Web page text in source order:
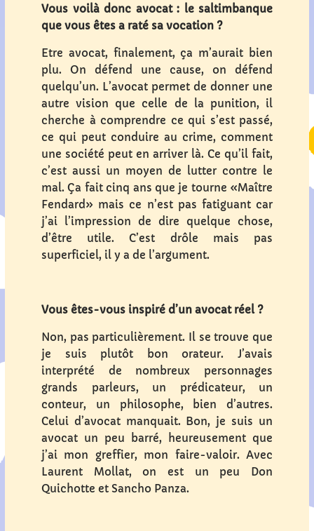
Vous voilà donc avocat : le saltimbanque
que vous êtes a raté sa vocation ?
Etre avocat, finalement, ça m’aurait bien
plu. On défend une cause, on défend
quelqu’un. L’avocat permet de donner une
autre vision que celle de la punition, il
cherche à comprendre ce qui s’est passé,
ce qui peut conduire au crime, comment
une société peut en arriver là. Ce qu’il fait,
c’est aussi un moyen de lutter contre le
mal. Ça fait cinq ans que je tourne «Maître
Fendard» mais ce n’est pas fatiguant car
j’ai l’impression de dire quelque chose,
d’être utile. C’est drôle mais pas
superficiel, il y a de l’argument.
Vous êtes-vous inspiré d’un avocat réel ?
Non, pas particulièrement. Il se trouve que
je suis plutôt bon orateur. J’avais
interprété de nombreux personnages
grands parleurs, un prédicateur, un
conteur, un philosophe, bien d’autres.
Celui d’avocat manquait. Bon, je suis un
avocat un peu barré, heureusement que
j’ai mon greffier, mon faire-valoir. Avec
Laurent Mollat, on est un peu Don
Quichotte et Sancho Panza.